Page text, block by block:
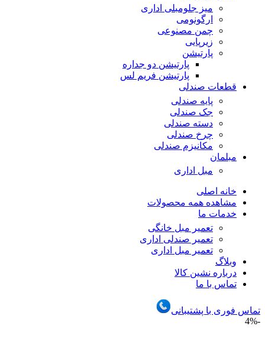
میز جلومبلی اداری
ارگونومی
چمن مصنوعی
زیرپایی
پارتیشن
پارتیشن دو جداره
پارتیشن فریم لس
قطعات صندلی
پایه صندلی
جک صندلی
دسته صندلی
چرخ صندلی
مکانیزم صندلی
مبلمان
مبل اداری
خانه اصلی
مشاهده همه محصولات
خدمات ما
تعمیر مبل خانگی
تعمیر صندلی اداری
تعمیر مبل اداری
وبلاگ
درباره نشین کالا
تماس با ما
تماس فوری با پشتیبانی
-4%